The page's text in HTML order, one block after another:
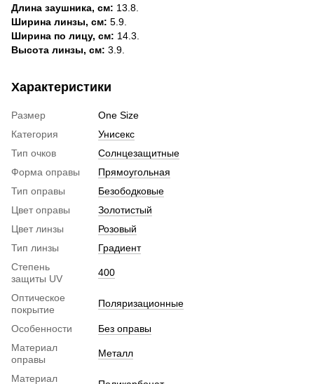
Длина заушника, см: 13.8.
Ширина линзы, см: 5.9.
Ширина по лицу, см: 14.3.
Высота линзы, см: 3.9.
Характеристики
Размер
One Size
Категория
Унисекс
Тип очков
Солнцезащитные
Форма оправы
Прямоугольная
Тип оправы
Безободковые
Цвет оправы
Золотистый
Цвет линзы
Розовый
Тип линзы
Градиент
Степень
защиты UV
400
Оптическое
покрытие
Поляризационные
Особенности
Без оправы
Материал
оправы
Металл
Материал